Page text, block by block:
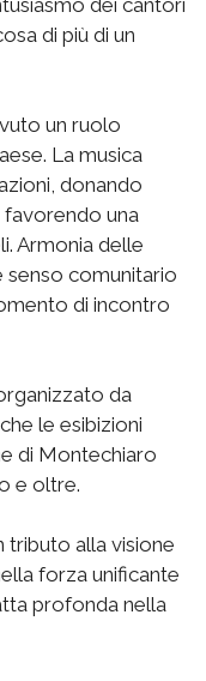
di più di un
un ruolo
La musica
donando
una
Armonia delle
comunitario
di incontro
da
le esibizioni
di Montechiaro
e oltre.
tributo alla visione
forza unificante
profonda nella